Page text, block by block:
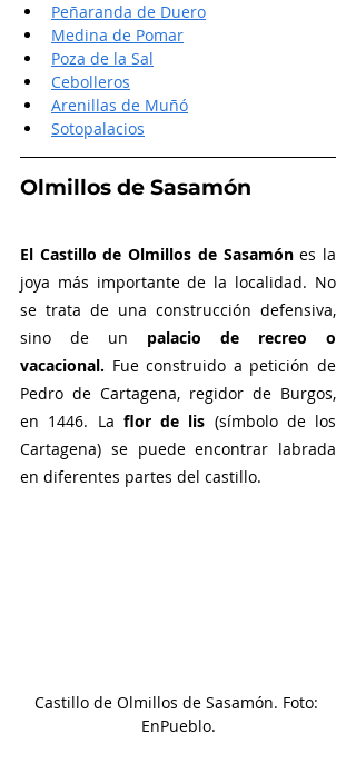
Peñaranda de Duero
Medina de Pomar
Poza de la Sal
Cebolleros
Arenillas de Muñó
Sotopalacios
Olmillos de Sasamón
El Castillo de Olmillos de Sasamón es la
joya más importante de la localidad. No
se trata de una construcción defensiva,
sino de un palacio de recreo o
vacacional. Fue construido a petición de
Pedro de Cartagena, regidor de Burgos,
en 1446. La flor de lis (símbolo de los
Cartagena) se puede encontrar labrada
en diferentes partes del castillo.
Castillo de Olmillos de Sasamón. Foto:
EnPueblo.